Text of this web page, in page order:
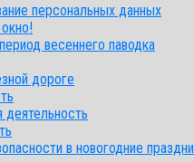
персональных данных
весеннего паводка
дороге
деятельность
в новогодние